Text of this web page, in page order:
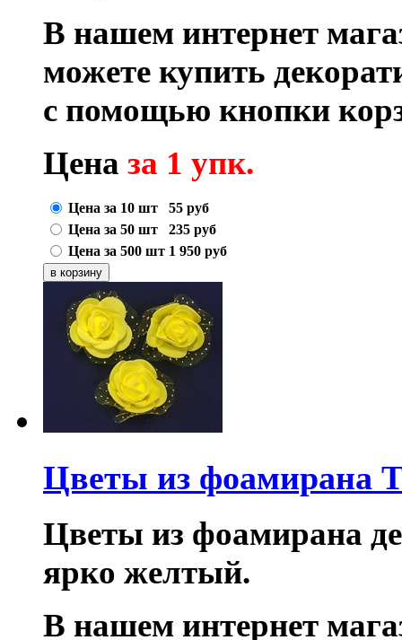
В нашем интернет
можете купить
с помощью кнопки
Цена за 1 упк.
Цена за 10 шт 55 руб
Цена за 50 шт
235 руб
Цена за 500 шт 1 950 руб
Цветы из фоамирана
Цветы из фоамирана
ярко желтый.
В нашем интернет